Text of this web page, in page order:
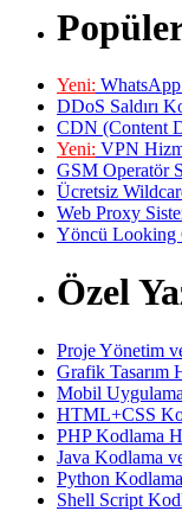
Yeni:
DDoS Saldırı
CDN (Content
Yeni: VPN
GSM Operatör
Ücretsiz
Web Proxy
Yöncü Looking
Özel
Proje Yönetim
Grafik Tasarım
Mobil
HTML+CSS
PHP Kodlama
Java Kodlama
Python
Shell Script